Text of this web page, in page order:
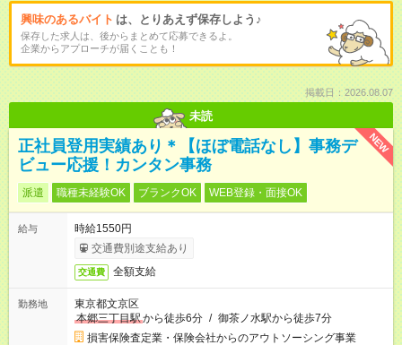
興味のあるバイト は、とりあえず保存しよう♪
保存した求人は、後からまとめて応募できるよ。
企業からアプローチが届くことも！
掲載日：2026.08.07
未読
NEW
正社員登用実績あり＊【ほぼ電話なし】事務デ
ビュー応援！カンタン事務
派遣 職種未経験OK ブランクOK WEB登録・面接OK
給与
時給1550円
交通費別途支給あり
交通費 全額支給
勤務地
東京都文京区
本郷三丁目駅から徒歩6分 / 御茶ノ水駅から徒歩7分
損害保険査定業・保険会社からのアウトソーシング事業